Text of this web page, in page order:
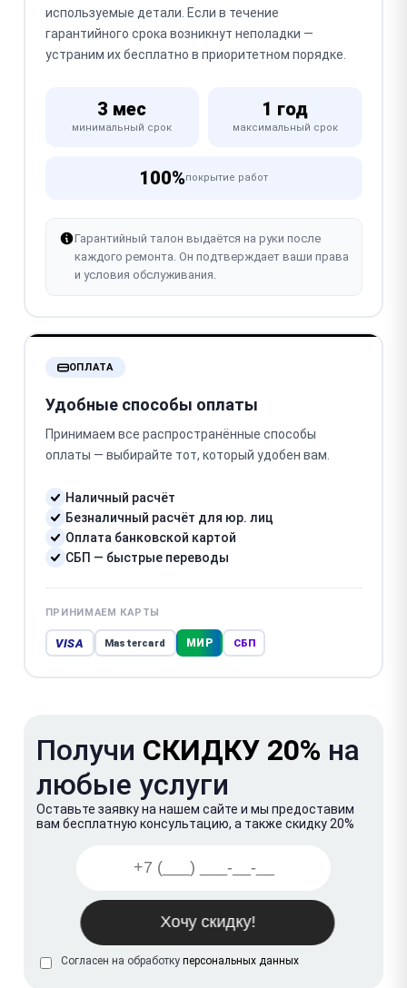
используемые детали. Если в течение
гарантийного срока возникнут неполадки —
устраним их бесплатно в приоритетном порядке.
3 мес
минимальный срок
1 год
максимальный срок
100%покрытие работ
Гарантийный талон выдаётся на руки после
каждого ремонта. Он подтверждает ваши права
и условия обслуживания.
ОПЛАТА
Удобные способы оплаты
Принимаем все распространённые способы
оплаты — выбирайте тот, который удобен вам.
Наличный расчёт
Безналичный расчёт для юр. лиц
Оплата банковской картой
СБП — быстрые переводы
ПРИНИМАЕМ КАРТЫ
VISA Mastercard МИР СБП
Получи СКИДКУ 20% на
любые услуги
Оставьте заявку на нашем сайте и мы предоставим
вам бесплатную консультацию, а также скидку 20%
Согласен на обработку персональных данных